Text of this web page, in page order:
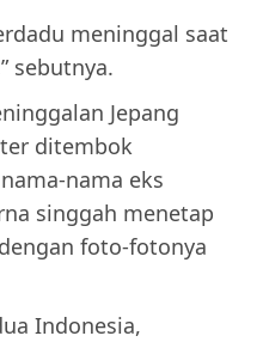
meninggal saat
sebutnya.
Jepang
ditembok
nama eks
singgah menetap
foto-fotonya
Indonesia,